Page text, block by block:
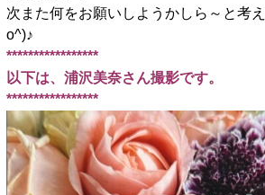
次また何をお願いしようかしら～と考
o^)♪
*****************
以下は、浦沢美奈さん撮影です。
*****************